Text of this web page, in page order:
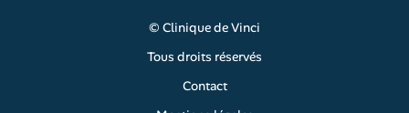
© Clinique de Vinci
Tous droits réservés
Contact